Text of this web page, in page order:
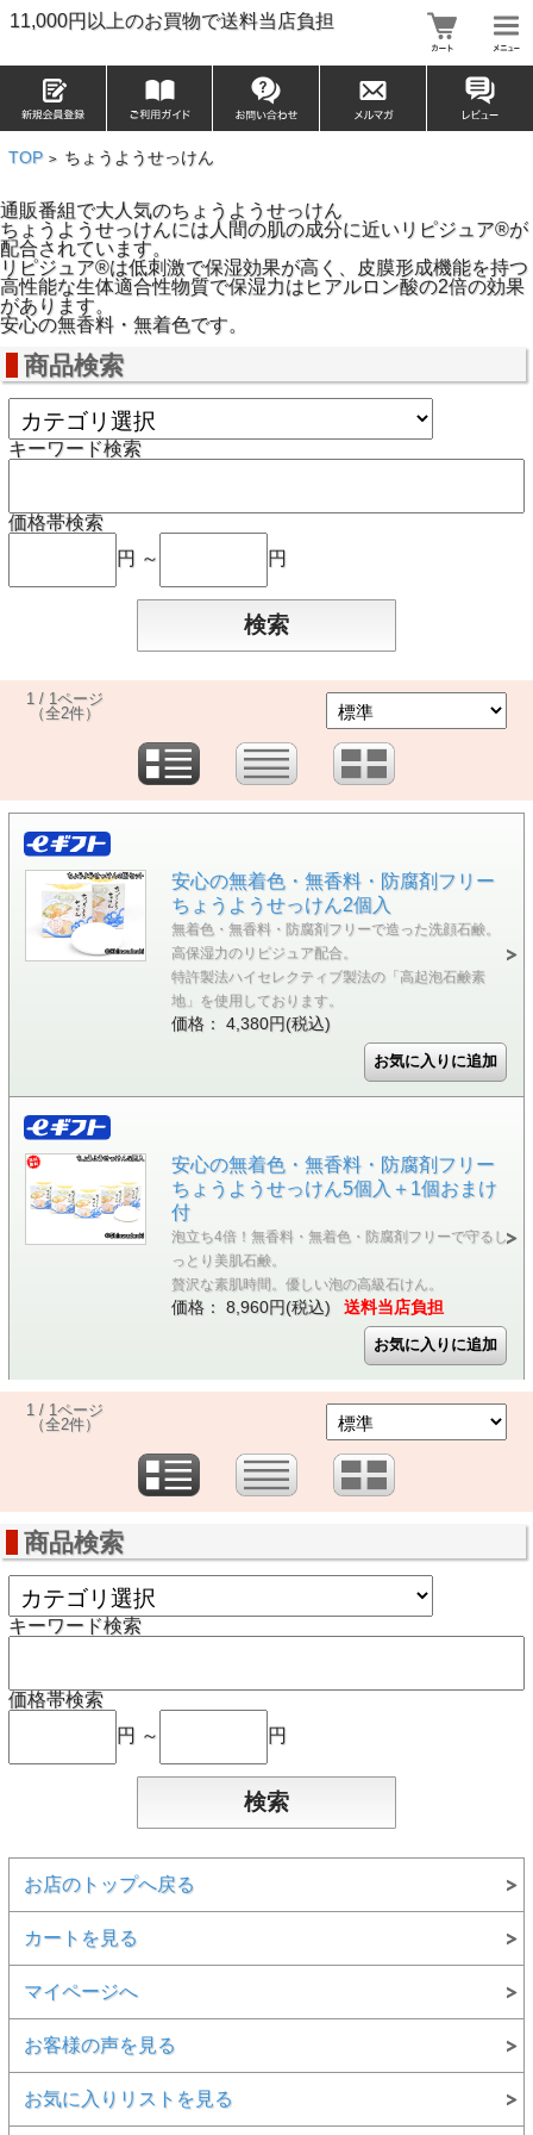
11,000円以上のお買物で送料当店負担
TOP > ちょうようせっけん
通販番組で大人気のちょうようせっけん
ちょうようせっけんには人間の肌の成分に近いリピジュア®が
配合されています。
リピジュア®は低刺激で保湿効果が高く、皮膜形成機能を持つ
高性能な生体適合性物質で保湿力はヒアルロン酸の2倍の効果
があります。
安心の無香料・無着色です。
商品検索
キーワード検索
価格帯検索
円 ～
円
1 / 1ページ
（全2件）
安心の無着色・無香料・防腐剤フリー
ちょうようせっけん2個入
無着色・無香料・防腐剤フリーで造った洗顔石鹸。
高保湿力のリピジュア配合。
特許製法ハイセレクティブ製法の「高起泡石鹸素
地」を使用しております。
価格： 4,380円(税込)
安心の無着色・無香料・防腐剤フリー
ちょうようせっけん5個入＋1個おまけ
付
泡立ち4倍！無香料・無着色・防腐剤フリーで守るし
っとり美肌石鹸。
贅沢な素肌時間。優しい泡の高級石けん。
価格： 8,960円(税込) 送料当店負担
1 / 1ページ
（全2件）
商品検索
キーワード検索
価格帯検索
円 ～
円
お店のトップへ戻る
カートを見る
マイページへ
お客様の声を見る
お気に入りリストを見る